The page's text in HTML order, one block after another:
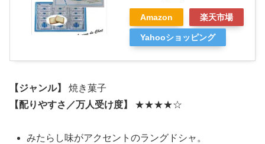
Amazon 楽天市場
Yahooショッピング
【ジャンル】
焼き菓子
【配りやすさ／万人受け度】
★★★★☆
みたらし味がアクセントのラングドシャ。